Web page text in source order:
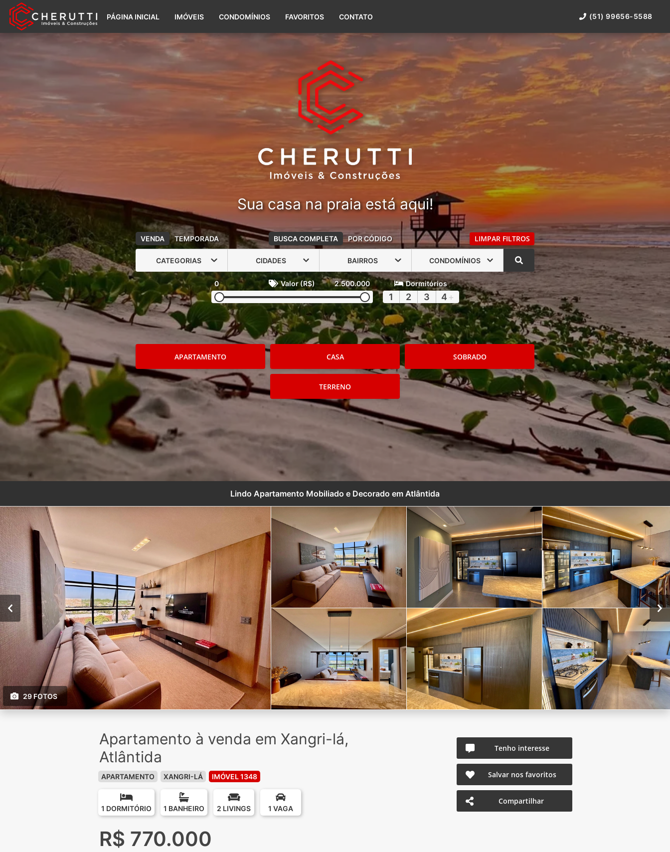
(51) 99656-5588
PÁGINA INICIAL IMÓVEIS CONDOMÍNIOS FAVORITOS CONTATO (51) 99656-5588
Sua casa na praia está aqui!
VENDA TEMPORADA BUSCA COMPLETA POR CÓDIGO LIMPAR FILTROS
CATEGORIAS CIDADES BAIRROS CONDOMÍNIOS
0 Valor (R$) 2.500.000 Dormitórios
1 2 3 4 +
APARTAMENTO CASA SOBRADO
TERRENO
Lindo Apartamento Mobiliado e Decorado em Atlântida
29 FOTOS
Apartamento à venda em Xangri-lá,
Atlântida
APARTAMENTO XANGRI-LÁ IMÓVEL 1348
1 DORMITÓRIO 1 BANHEIRO 2 LIVINGS 1 VAGA
R$ 770.000
Tenho interesse
Salvar nos favoritos
Compartilhar